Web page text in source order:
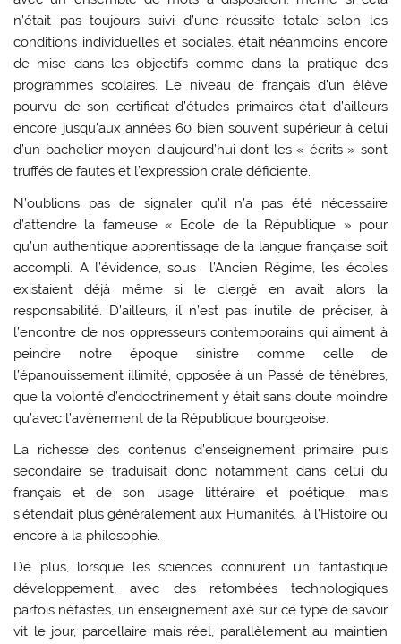
n’était pas toujours suivi d’une réussite totale selon les
conditions individuelles et sociales, était néanmoins encore
de mise dans les objectifs comme dans la pratique des
programmes scolaires. Le niveau de français d’un élève
pourvu de son certificat d’études primaires était d’ailleurs
encore jusqu’aux années 60 bien souvent supérieur à celui
d’un bachelier moyen d’aujourd’hui dont les « écrits » sont
truffés de fautes et l’expression orale déficiente.
N’oublions pas de signaler qu’il n’a pas été nécessaire
d’attendre la fameuse « Ecole de la République » pour
qu’un authentique apprentissage de la langue française soit
accompli. A l’évidence, sous l’Ancien Régime, les écoles
existaient déjà même si le clergé en avait alors la
responsabilité. D’ailleurs, il n’est pas inutile de préciser, à
l’encontre de nos oppresseurs contemporains qui aiment à
peindre notre époque sinistre comme celle de
l’épanouissement illimité, opposée à un Passé de ténèbres,
que la volonté d’endoctrinement y était sans doute moindre
qu’avec l’avènement de la République bourgeoise.
La richesse des contenus d’enseignement primaire puis
secondaire se traduisait donc notamment dans celui du
français et de son usage littéraire et poétique, mais
s’étendait plus généralement aux Humanités, à l’Histoire ou
encore à la philosophie.
De plus, lorsque les sciences connurent un fantastique
développement, avec des retombées technologiques
parfois néfastes, un enseignement axé sur ce type de savoir
vit le jour, parcellaire mais réel, parallèlement au maintien